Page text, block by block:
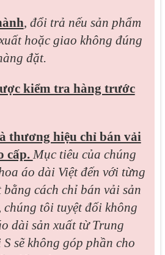
, đổi trả nếu sản phẩm
hoặc giao không đúng
đặt.
kiểm tra hàng trước
thương hiệu chỉ bán vải
cấp. Mục tiêu của chúng
áo dài Việt đến với từng
cách chỉ bán vải sản
chúng tôi tuyệt đối không
dài sản xuất từ Trung
sẽ không góp phần cho